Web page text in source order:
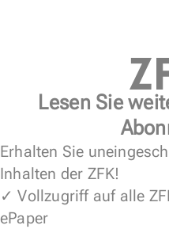
Lesen Sie
Erhalten Sie
Inhalten der ZFK!
✓ Vollzugriff auf alle
ePaper